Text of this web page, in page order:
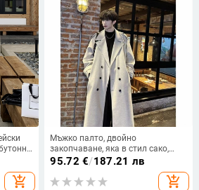
add_shopping_cart
Мъжко палто, двойно
закопчаване, яка в стил сако,
средна дължина, свободна
95.72 €/187.21 лв
add_shopping_cart